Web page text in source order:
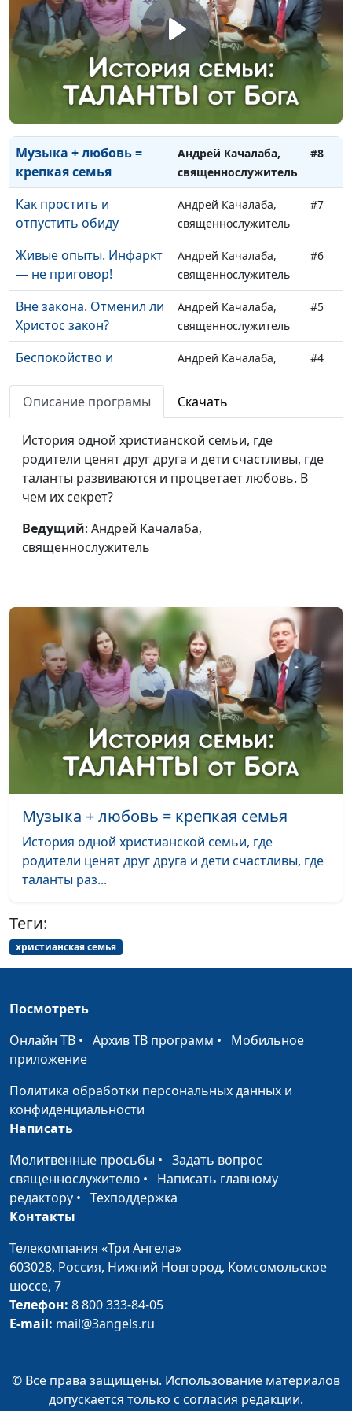
миротворчестве
священнослужитель
Христианин: новое имя
— новая жизнь
Андрей Качалаба,
священнослужитель
#10
Идеи начала и конца в
Библии
Андрей Качалаба,
священнослужитель
Музыка + любовь =
крепкая семья
Андрей Качалаба,
священнослужитель
#8
Как простить и
отпустить обиду
Андрей Качалаба,
священнослужитель
#7
Живые опыты. Инфаркт
— не приговор!
Андрей Качалаба,
священнослужитель
#6
Вне закона. Отменил ли
Христос закон?
Андрей Качалаба,
священнослужитель
#5
Беспокойство и
Андрей Качалаба,
#4
Покаяние и исповедь
Андрей Качалаба,
Можно ли принудить к
покаянию?
Андрей Качалаба,
священнослужитель
#2
Смысл и значение
покаяния
священнослужитель
Описание програмы Скачать
История одной христианской семьи, где
родители ценят друг друга и дети счастливы, где
таланты развиваются и процветает любовь. В
чем их секрет?
Ведущий: Андрей Качалаба,
священнослужитель
Музыка + любовь = крепкая семья
История одной христианской семьи, где
родители ценят друг друга и дети счастливы, где
таланты раз...
Теги:
христианская семья
Посмотреть
Онлайн ТВ • Архив ТВ программ • Мобильное
приложение
Политика обработки персональных данных и
конфиденциальности
Написать
Молитвенные просьбы • Задать вопрос
священнослужителю • Написать главному
редактору • Техподдержка
Контакты
Телекомпания «Три Ангела»
603028, Россия, Нижний Новгород, Комсомольское
шоссе, 7
Телефон: 8 800 333-84-05
E-mail: mail@3angels.ru
© Все права защищены. Использование материалов
допускается только с согласия редакции.